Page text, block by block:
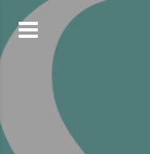
テ
ス
キ